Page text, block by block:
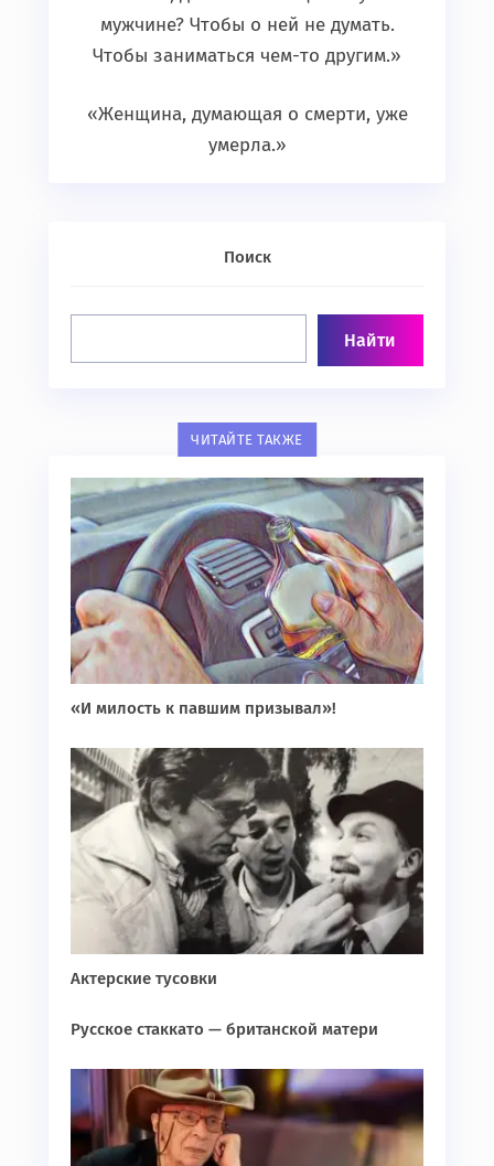
мужчине? Чтобы о ней не думать.
Чтобы заниматься чем-то другим.»
«Женщина, думающая о смерти, уже
умерла.»
Поиск
ЧИТАЙТЕ ТАКЖЕ
«И милость к павшим призывал»!
Актерские тусовки
Русское стаккато — британской матери